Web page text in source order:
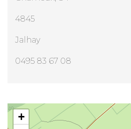
4845
Jalhay
0495 83 67 08
Mr Renaud Jacquemin
+